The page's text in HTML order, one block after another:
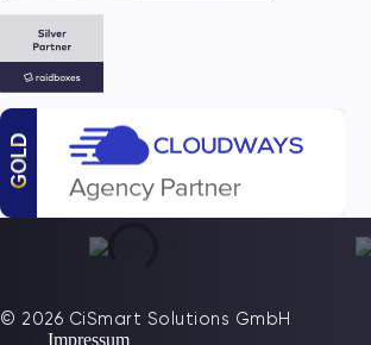
© 2026 CiSmart Solutions GmbH
Impressum